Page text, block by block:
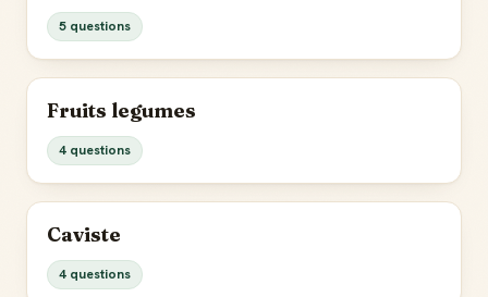
5 questions
Fruits legumes
4 questions
Caviste
4 questions